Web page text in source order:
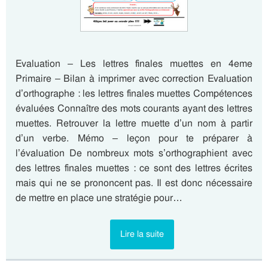
Evaluation – Les lettres finales muettes en 4eme
Primaire – Bilan à imprimer avec correction Evaluation
d’orthographe : les lettres finales muettes Compétences
évaluées Connaître des mots courants ayant des lettres
muettes. Retrouver la lettre muette d’un nom à partir
d’un verbe. Mémo – leçon pour te préparer à
l’évaluation De nombreux mots s’orthographient avec
des lettres finales muettes : ce sont des lettres écrites
mais qui ne se prononcent pas. Il est donc nécessaire
de mettre en place une stratégie pour…
Lire la suite